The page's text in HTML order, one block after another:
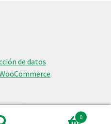
de datos
.
0